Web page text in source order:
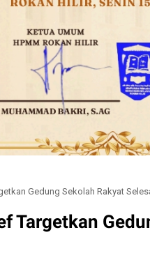
Gedung Sekolah Rakyat
Targetkan